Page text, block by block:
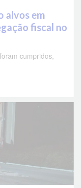
alvos em
fiscal no
cumpridos,